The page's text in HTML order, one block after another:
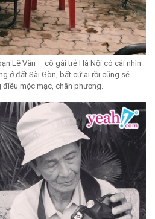
Lê Vân – cô gái trẻ Hà Nội có cái nhìn
ở đất Sài Gòn, bất cứ ai rồi cũng sẽ
điều mộc mạc, chân phương.